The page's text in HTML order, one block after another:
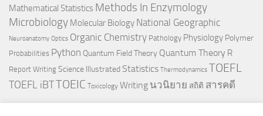
Mathematical Statistics Methods In Enzymology
Microbiology Molecular Biology National Geographic
Neuroanatomy Optics Organic Chemistry Pathology Physiology Polymer
Probabilities Python Quantum Field Theory Quantum Theory R
Report Writing Science Illustrated Statistics Thermodynamics TOEFL
TOEFL iBTTOEIC Toxicology Writing นวนิยาย สถิติ สารคดี